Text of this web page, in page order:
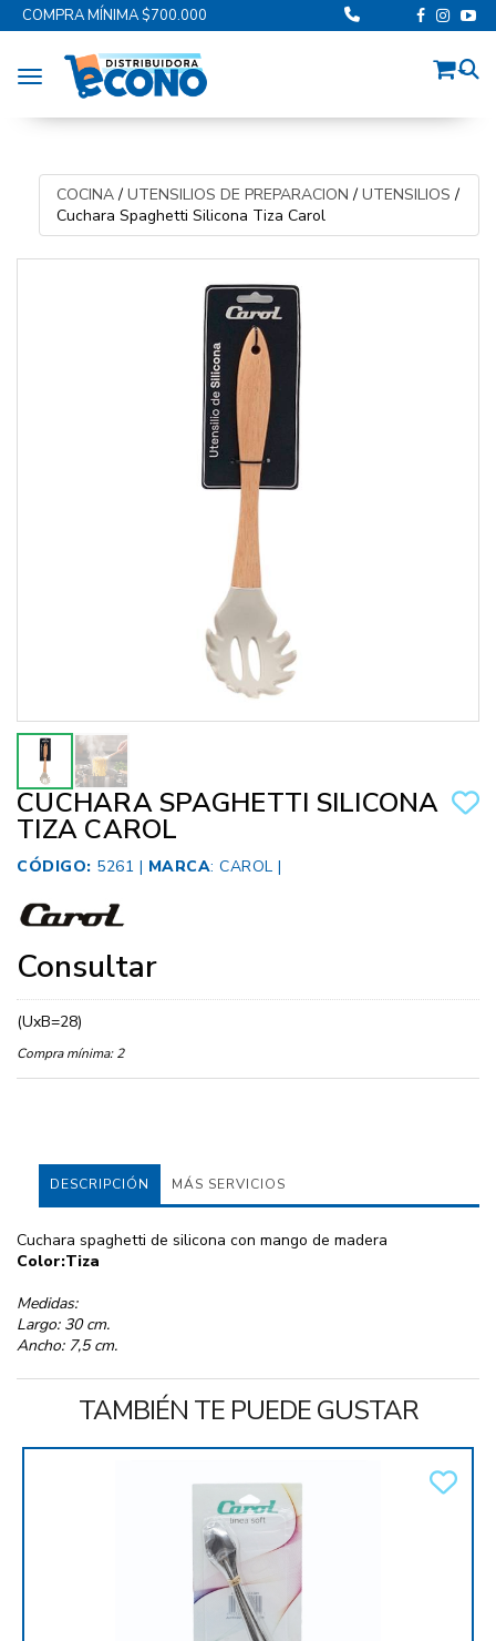
COMPRA MÍNIMA $700.000
Toggle navigation
COCINA/ UTENSILIOS DE PREPARACION / UTENSILIOS /
Cuchara Spaghetti Silicona Tiza Carol
CUCHARA SPAGHETTI SILICONA
TIZA CAROL
CÓDIGO: 5261 | MARCA: CAROL |
Consultar
(UxB=28)
Compra mínima: 2
DESCRIPCIÓN MÁS SERVICIOS
Cuchara spaghetti de silicona con mango de madera
Color:Tiza
Medidas:
Largo: 30 cm.
Ancho: 7,5 cm.
TAMBIÉN TE PUEDE GUSTAR